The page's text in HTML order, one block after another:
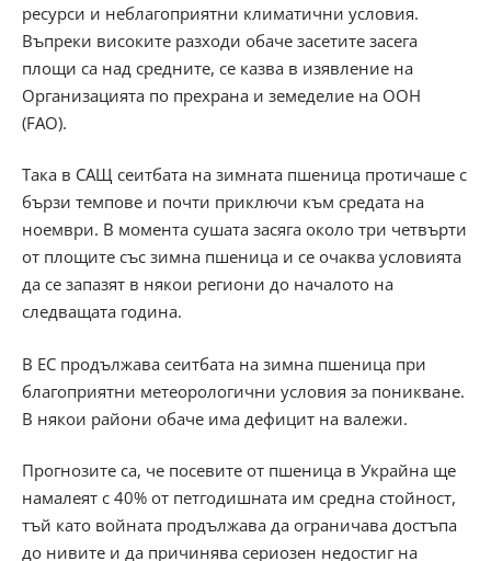
ресурси и неблагоприятни климатични условия.
Въпреки високите разходи обаче засетите засега
площи са над средните, се казва в изявление на
Организацията по прехрана и земеделие на ООН
(FAO).
Така в САЩ сеитбата на зимната пшеница протичаше с
бързи темпове и почти приключи към средата на
ноември. В момента сушата засяга около три четвърти
от площите със зимна пшеница и се очаква условията
да се запазят в някои региони до началото на
следващата година.
В ЕС продължава сеитбата на зимна пшеница при
благоприятни метеорологични условия за поникване.
В някои райони обаче има дефицит на валежи.
Прогнозите са, че посевите от пшеница в Украйна ще
намалеят с 40% от петгодишната им средна стойност,
тъй като войната продължава да ограничава достъпа
до нивите и да причинява сериозен недостиг на